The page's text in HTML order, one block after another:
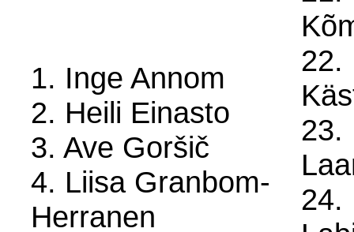
1. Inge Annom
2. Heili Einasto
3. Ave Goršič
4. Liisa Granbom-
Herranen
22.
23.
24.